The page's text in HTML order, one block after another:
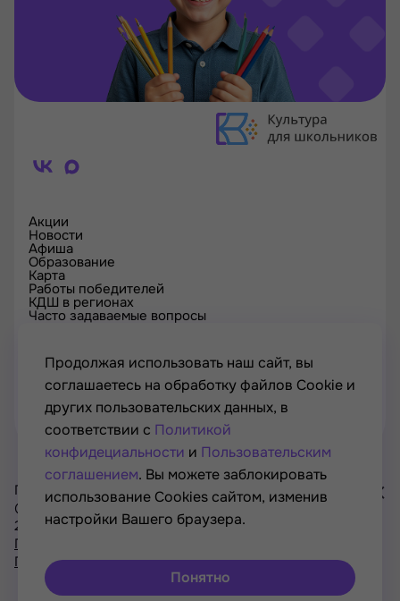
Акции
Новости
Афиша
Образование
Карта
Работы победителей
КДШ в регионах
Часто задаваемые вопросы
Проверка сертификата
Контакты
Проект Минкультуры России, Минпросвещения России
© РОСКУЛЬТПРОЕКТ, Российский фонд культуры, 2021—
2026
Политика конфиденциальности
Пользовательское соглашение
Продолжая использовать наш сайт, вы
соглашаетесь на обработку файлов Cookie и
других пользовательских данных, в
соответствии с Политикой
конфидециальности и Пользовательским
соглашением. Вы можете заблокировать
использование Cookies сайтом, изменив
настройки Вашего браузера.
Понятно